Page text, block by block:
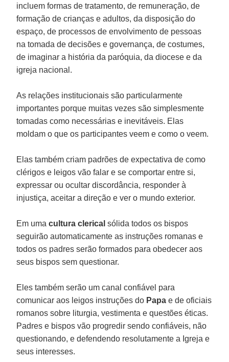
incluem formas de tratamento, de remuneração, de
formação de crianças e adultos, da disposição do
espaço, de processos de envolvimento de pessoas
na tomada de decisões e governança, de costumes,
de imaginar a história da paróquia, da diocese e da
igreja nacional.
As relações institucionais são particularmente
importantes porque muitas vezes são simplesmente
tomadas como necessárias e inevitáveis. Elas
moldam o que os participantes veem e como o veem.
Elas também criam padrões de expectativa de como
clérigos e leigos vão falar e se comportar entre si,
expressar ou ocultar discordância, responder à
injustiça, aceitar a direção e ver o mundo exterior.
Em umacultura clerical sólida todos os bispos
seguirão automaticamente as instruções romanas e
todos os padres serão formados para obedecer aos
seus bispos sem questionar.
Eles também serão um canal confiável para
comunicar aos leigos instruções do Papa e de oficiais
romanos sobre liturgia, vestimenta e questões éticas.
Padres e bispos vão progredir sendo confiáveis, não
questionando, e defendendo resolutamente a Igreja e
seus interesses.